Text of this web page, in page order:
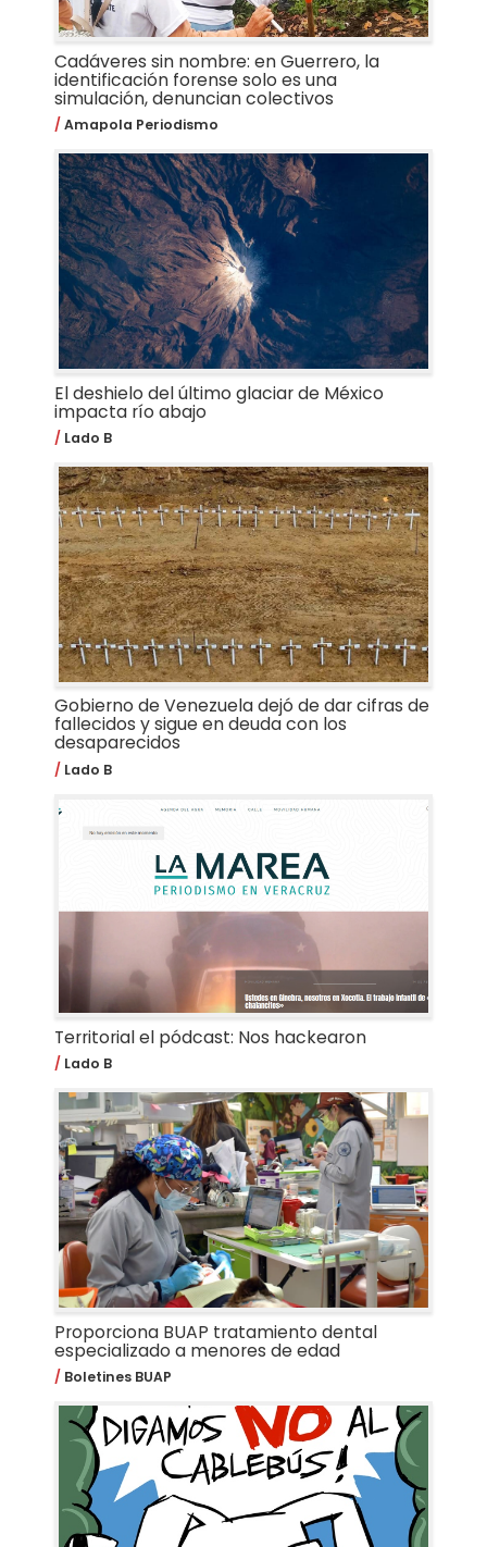
Cadáveres sin nombre: en Guerrero, la
identificación forense solo es una
simulación, denuncian colectivos
Amapola Periodismo
El deshielo del último glaciar de México
impacta río abajo
Lado B
Gobierno de Venezuela dejó de dar cifras de
fallecidos y sigue en deuda con los
desaparecidos
Lado B
Territorial el pódcast: Nos hackearon
Lado B
Proporciona BUAP tratamiento dental
especializado a menores de edad
Boletines BUAP